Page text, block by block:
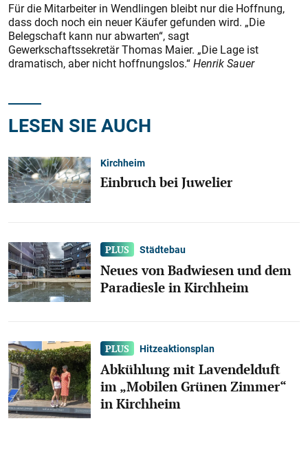
Für die Mitarbeiter in Wendlingen bleibt nur die Hoffnung,
dass doch noch ein neuer Käufer gefunden wird. „Die
Belegschaft kann nur abwarten“, sagt
Gewerkschaftssekretär Thomas Maier. „Die Lage ist
dramatisch, aber nicht hoffnungslos.“Henrik Sauer
LESEN SIE AUCH
Kirchheim
Einbruch bei Juwelier
Städtebau
Neues von Badwiesen und dem
Paradiesle in Kirchheim
Hitzeaktionsplan
Abkühlung mit Lavendelduft
im „Mobilen Grünen Zimmer“
in Kirchheim